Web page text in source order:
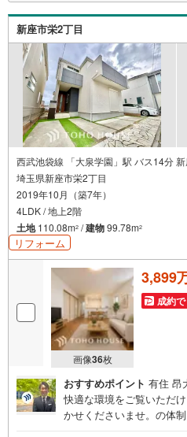
新座市栄2丁目
西武池袋線 「大泉学園」駅 バス14分
埼玉県新座市栄2丁目
2019年10月（築7年）
4LDK / 地上2階
土地110.08m2 /建物99.78m2
リフォーム
画像36枚
3,899
成約
おすすめポイント 有住 昂
快適な環境をご覧いただ
かせくださいませ。の体